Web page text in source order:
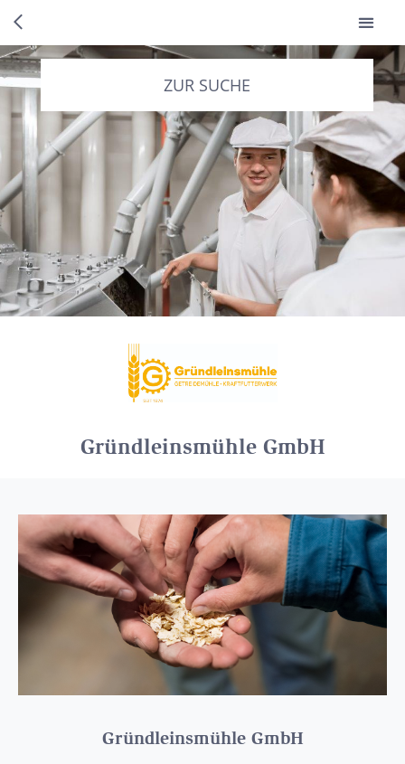
ZUR SUCHE
Gründleinsmühle GmbH
Gründleinsmühle GmbH